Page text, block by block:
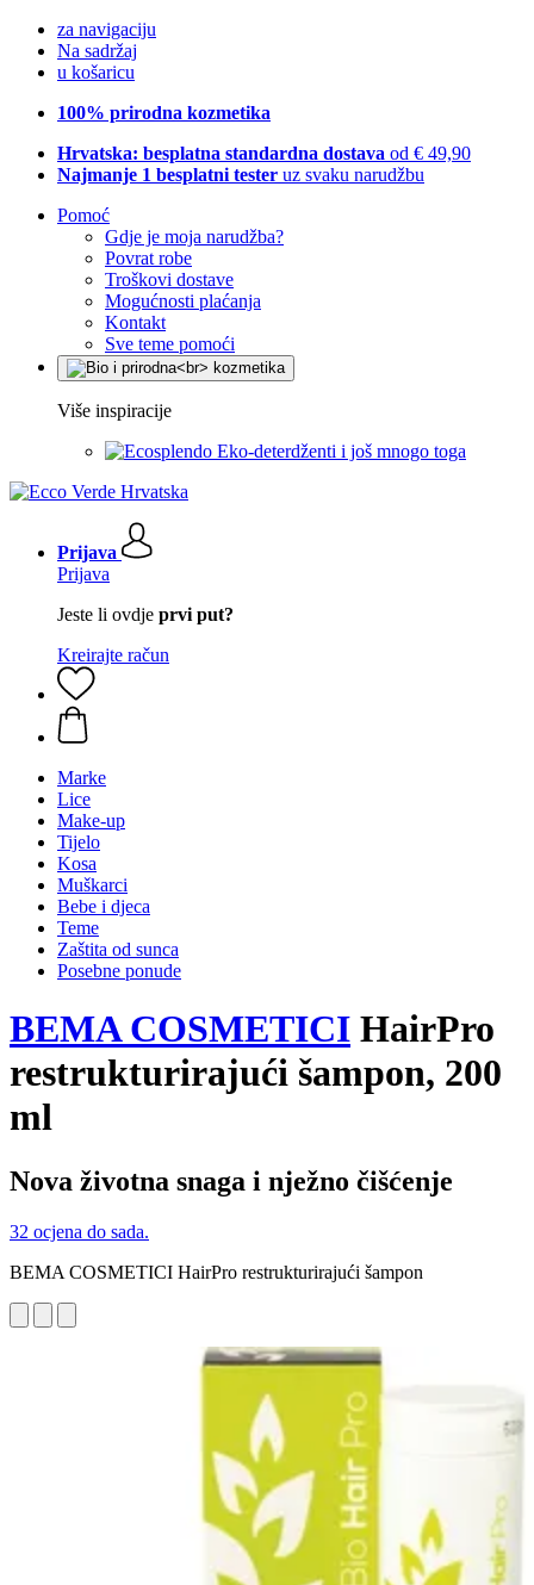
za navigaciju
Na sadržaj
u košaricu
100% prirodna kozmetika
Hrvatska: besplatna standardna dostava od € 49,90
Najmanje 1 besplatni tester uz svaku narudžbu
Pomoć
Gdje je moja narudžba?
Povrat robe
Troškovi dostave
Mogućnosti plaćanja
Kontakt
Sve teme pomoći
Više inspiracije
Eko-deterdženti i još mnogo toga
Prijava
Prijava
Jeste li ovdje prvi put?
Kreirajte račun
Marke
Lice
Make-up
Tijelo
Kosa
Muškarci
Bebe i djeca
Teme
Zaštita od sunca
Posebne ponude
BEMA COSMETICI HairPro
restrukturirajući šampon, 200
ml
Nova životna snaga i nježno čišćenje
32 ocjena do sada.
BEMA COSMETICI HairPro restrukturirajući šampon